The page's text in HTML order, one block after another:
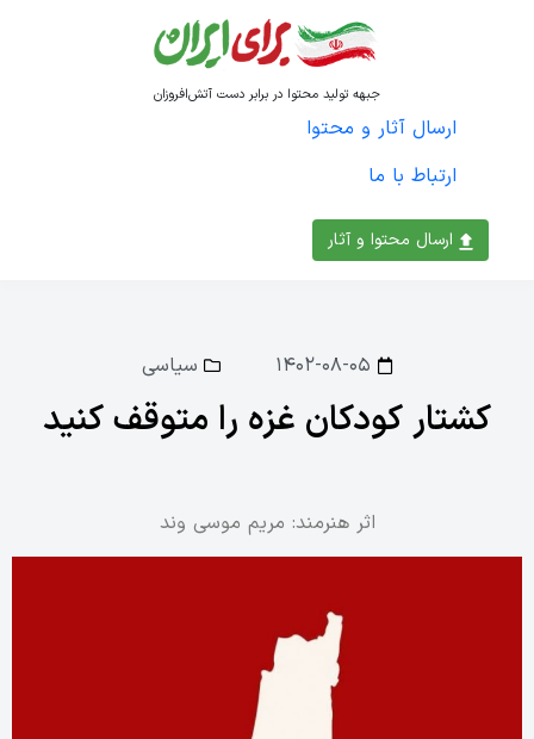
ارسال محتوا و آثار
جبهه تولید محتوا در برابر دست آتش‌افروزان
ارسال آثار و محتوا
ارتباط با ما
۱۴۰۲-۰۸-۰۵ سیاسی
کشتار کودکان غزه را متوقف کنید
اثر هنرمند: مریم موسی وند